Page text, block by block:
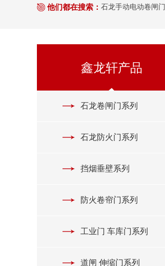
他们都在搜索： 石龙手动电动卷闸门
鑫龙轩产品
石龙卷闸门系列
石龙防火门系列
挡烟垂壁系列
防火卷帘门系列
工业门 车库门系列
道闸 伸缩门系列